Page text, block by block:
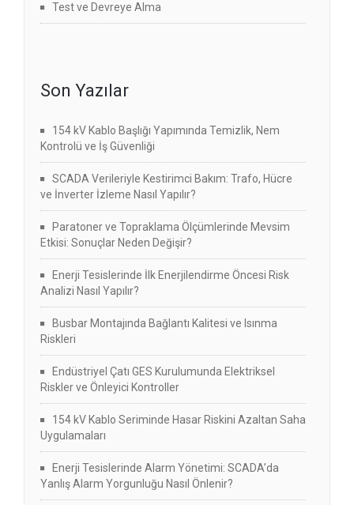
Test ve Devreye Alma
Son Yazılar
154 kV Kablo Başlığı Yapımında Temizlik, Nem
Kontrolü ve İş Güvenliği
SCADA Verileriyle Kestirimci Bakım: Trafo, Hücre
ve İnverter İzleme Nasıl Yapılır?
Paratoner ve Topraklama Ölçümlerinde Mevsim
Etkisi: Sonuçlar Neden Değişir?
Enerji Tesislerinde İlk Enerjilendirme Öncesi Risk
Analizi Nasıl Yapılır?
Busbar Montajında Bağlantı Kalitesi ve Isınma
Riskleri
Endüstriyel Çatı GES Kurulumunda Elektriksel
Riskler ve Önleyici Kontroller
154 kV Kablo Seriminde Hasar Riskini Azaltan Saha
Uygulamaları
Enerji Tesislerinde Alarm Yönetimi: SCADA’da
Yanlış Alarm Yorgunluğu Nasıl Önlenir?